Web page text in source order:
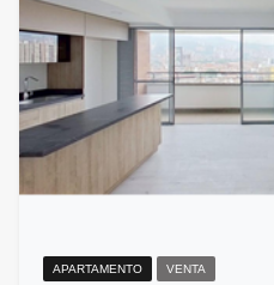
APARTAMENTO VENTA